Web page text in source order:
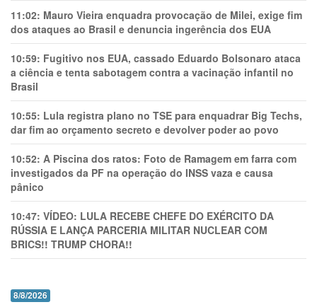
11:02: Mauro Vieira enquadra provocação de Milei, exige fim
dos ataques ao Brasil e denuncia ingerência dos EUA
10:59: Fugitivo nos EUA, cassado Eduardo Bolsonaro ataca
a ciência e tenta sabotagem contra a vacinação infantil no
Brasil
10:55: Lula registra plano no TSE para enquadrar Big Techs,
dar fim ao orçamento secreto e devolver poder ao povo
10:52: A Piscina dos ratos: Foto de Ramagem em farra com
investigados da PF na operação do INSS vaza e causa
pânico
10:47: VÍDEO: LULA RECEBE CHEFE DO EXÉRCITO DA
RÚSSIA E LANÇA PARCERIA MILITAR NUCLEAR COM
BRICS!! TRUMP CHORA!!
8/8/2026